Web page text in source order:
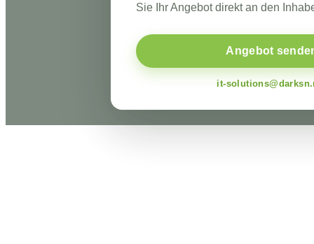
Sie Ihr Angebot direkt an den
Angebot
it-